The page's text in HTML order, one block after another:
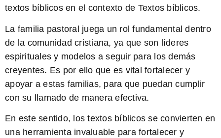
textos bíblicos en el contexto de Textos bíblicos.
La familia pastoral juega un rol fundamental dentro
de la comunidad cristiana, ya que son líderes
espirituales y modelos a seguir para los demás
creyentes. Es por ello que es vital fortalecer y
apoyar a estas familias, para que puedan cumplir
con su llamado de manera efectiva.
En este sentido, los textos bíblicos se convierten en
una herramienta invaluable para fortalecer y